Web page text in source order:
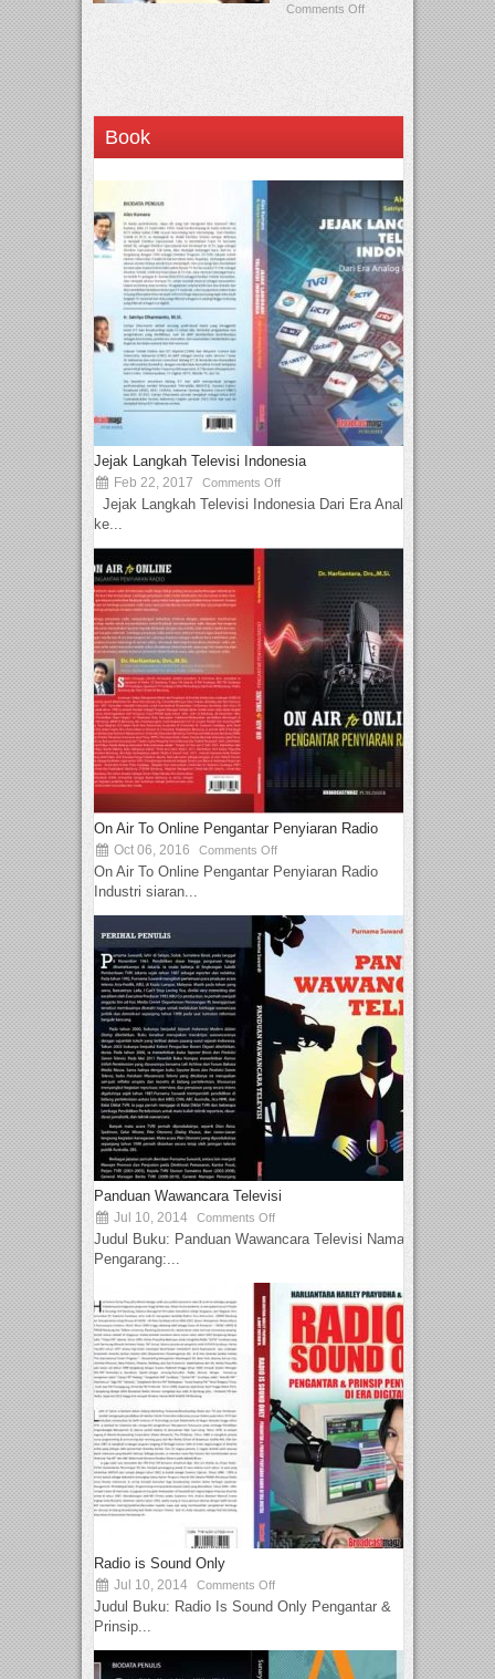
Comments Off
Book
Jejak Langkah Televisi Indonesia
Feb 22, 2017 Comments Off
Jejak Langkah Televisi Indonesia Dari Era Analog
ke...
On Air To Online Pengantar Penyiaran Radio
Oct 06, 2016 Comments Off
On Air To Online Pengantar Penyiaran Radio
Industri siaran...
Panduan Wawancara Televisi
Jul 10, 2014 Comments Off
Judul Buku: Panduan Wawancara Televisi Nama
Pengarang:...
Radio is Sound Only
Jul 10, 2014 Comments Off
Judul Buku: Radio Is Sound Only Pengantar &
Prinsip...